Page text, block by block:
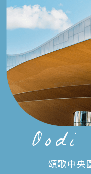
頌歌中央